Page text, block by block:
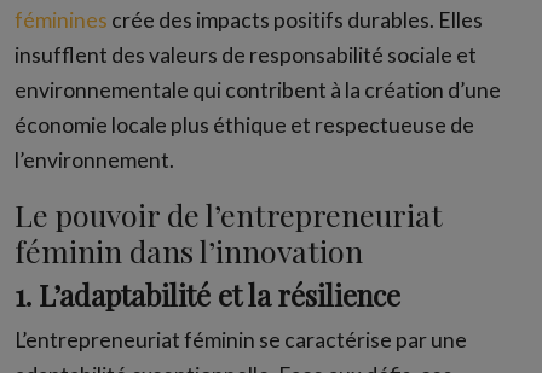
féminines crée des impacts positifs durables. Elles
insufflent des valeurs de responsabilité sociale et
environnementale qui contribent à la création d’une
économie locale plus éthique et respectueuse de
l’environnement.
Le pouvoir de l’entrepreneuriat
féminin dans l’innovation
1. L’adaptabilité et la résilience
L’entrepreneuriat féminin se caractérise par une